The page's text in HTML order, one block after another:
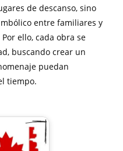
de descanso, sino
entre familiares y
ello, cada obra se
buscando crear un
puedan
tiempo.